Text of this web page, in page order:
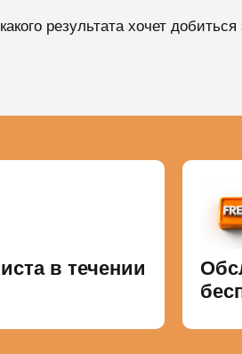
результата хочет
в течении